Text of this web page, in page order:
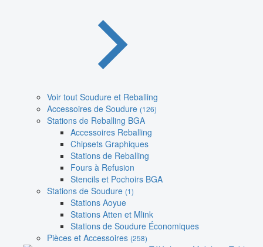
Voir tout Soudure et Reballing
Accessoires de Soudure (126)
Stations de Reballing BGA
Accessoires Reballing
Chipsets Graphiques
Stations de Reballing
Fours à Refusion
Stencils et Pochoirs BGA
Stations de Soudure (1)
Stations Aoyue
Stations Atten et Mlink
Stations de Soudure Économiques
Pièces et Accessoires (258)